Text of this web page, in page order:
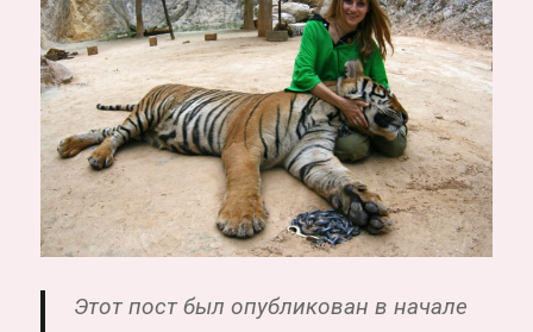
Этот пост был опубликован в начале